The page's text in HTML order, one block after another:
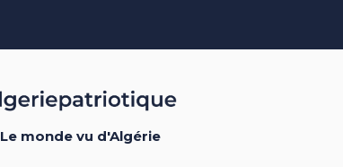
Le monde vu d'Algérie